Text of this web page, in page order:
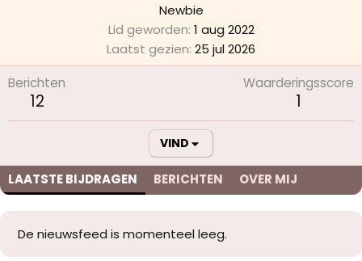
Newbie
Lid geworden 1 aug 2022
Laatst gezien 25 jul 2026
Berichten
12
Waarderingsscore
1
VIND
LAATSTE BIJDRAGEN BERICHTEN OVER MIJ
De nieuwsfeed is momenteel leeg.